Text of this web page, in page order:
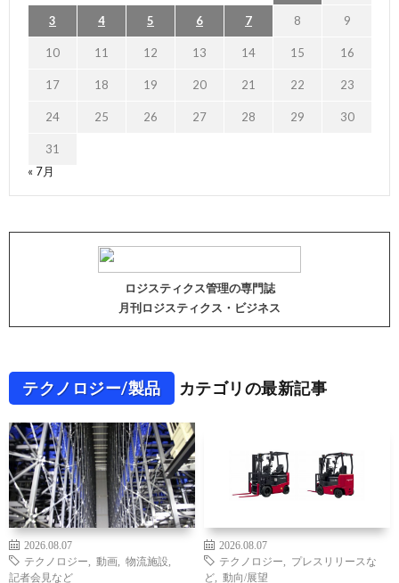
3 4 5 6 7 8 9
10 11 12 13 14 15 16
17 18 19 20 21 22 23
24 25 26 27 28 29 30
31
« 7月
ロジスティクス管理の専門誌
月刊ロジスティクス・ビジネス
テクノロジー/製品 カテゴリの最新記事
2026.08.07
テクノロジー
動画 物流施設
記者会見など
2026.08.07
テクノロジー
プレスリリースな
ど
動向/展望